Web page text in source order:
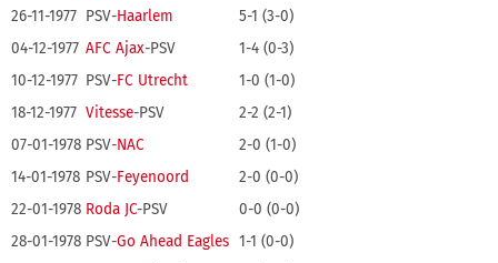
26-11-1977 PSV-Haarlem
5-1 (3-0)
04-12-1977 AFC Ajax-PSV
1-4 (0-3)
10-12-1977 PSV-FC Utrecht
1-0 (1-0)
18-12-1977 Vitesse-PSV
2-2 (2-1)
07-01-1978 PSV-NAC
2-0 (1-0)
14-01-1978 PSV-Feyenoord
2-0 (0-0)
22-01-1978 Roda JC-PSV
0-0 (0-0)
28-01-1978 PSV-Go Ahead Eagles 1-1 (0-0)